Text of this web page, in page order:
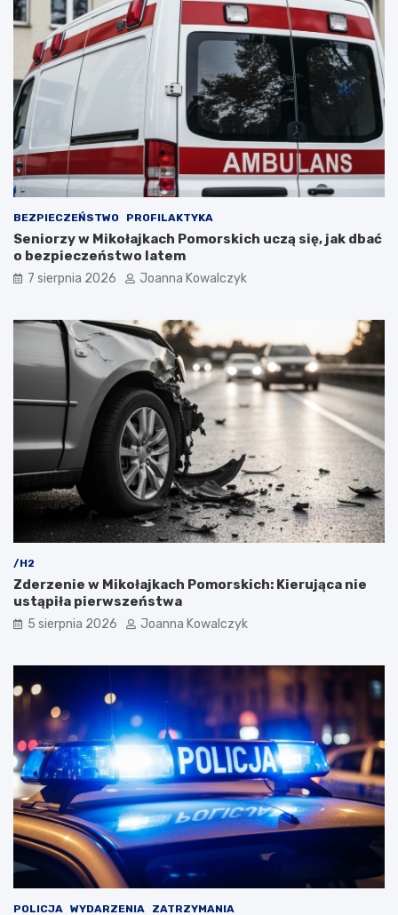
BEZPIECZEŃSTWO PROFILAKTYKA
Seniorzy w Mikołajkach Pomorskich uczą się, jak dbać
o bezpieczeństwo latem
7 sierpnia 2026 Joanna Kowalczyk
/H2
Zderzenie w Mikołajkach Pomorskich: Kierująca nie
ustąpiła pierwszeństwa
5 sierpnia 2026 Joanna Kowalczyk
POLICJA WYDARZENIA ZATRZYMANIA